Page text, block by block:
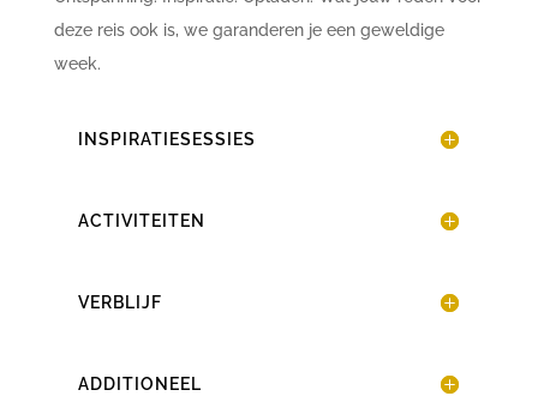
deze reis ook is, we garanderen je een geweldige
week.
INSPIRATIESESSIES
ACTIVITEITEN
VERBLIJF
ADDITIONEEL